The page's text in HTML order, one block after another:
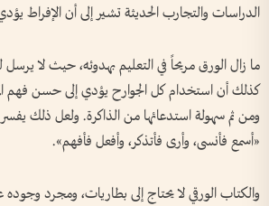
الدراسات والتجارب الحديثة تشير إلى أن الإفراط
ما زال الورق مريحاً في التعليم بهدوئه، حيث لا
كذلك أن استخدام كل الجوارح يؤدي إلى حسن فهم
ومن ثم سهولة استدعائها من الذاكرة. ولعل ذلك يفسر
«أسمع فأنسى، وأرى فأتذكر، وأفعل فأفهم».
والكتاب الورقي لا يحتاج إلى بطاريات، ومجرد